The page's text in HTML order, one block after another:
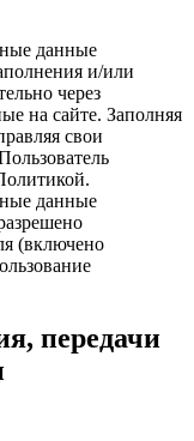
данные
и/или
через
на сайте. Заполняя
свои
данные
(включено
передачи